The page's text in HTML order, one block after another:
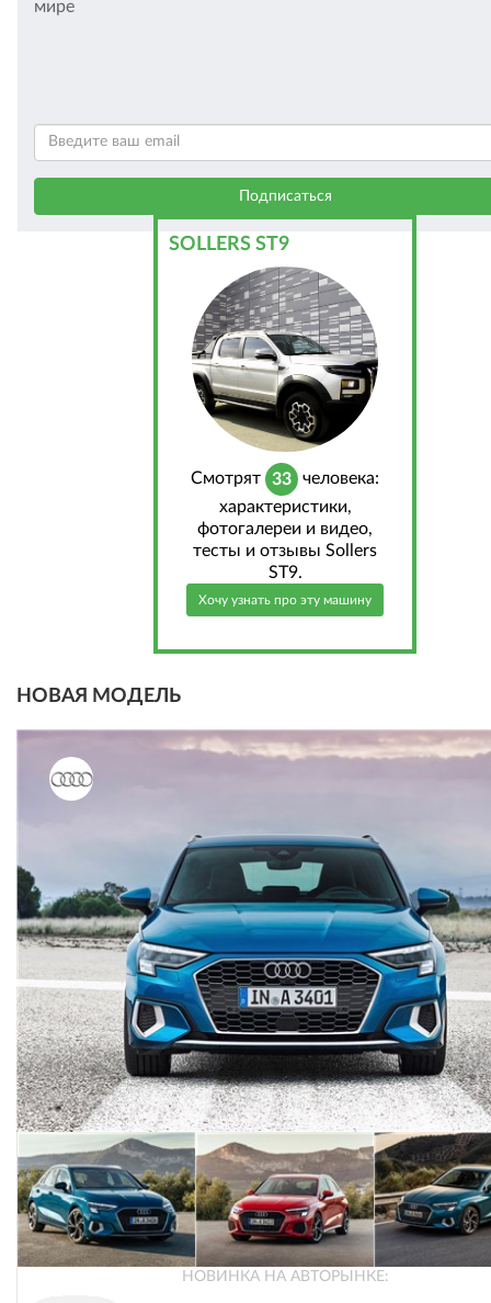
мире
SOLLERS ST9
Cмотрят 33
человека:
характеристики,
фотогалереи и видео,
тесты и отзывы Sollers
ST9.
Хочу узнать про эту машину
НОВАЯ МОДЕЛЬ
НОВИНКА НА АВТОРЫНКЕ: